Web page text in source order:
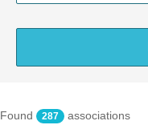
Found 287 associations